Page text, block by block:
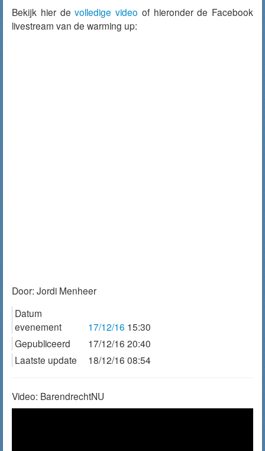
Bekijk hier devolledige video of hieronder de Facebook
livestream van de warming up:
Door: Jordi Menheer
Datum
evenement
17/12/16 15:30
Gepubliceerd
17/12/16 20:40
Laatste update
18/12/16 08:54
Video: BarendrechtNU